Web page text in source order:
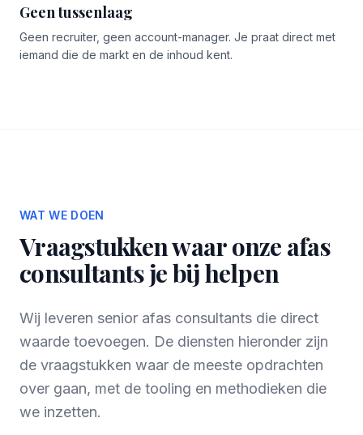
Geen tussenlaag
Geen recruiter, geen account-manager. Je praat direct met
iemand die de markt en de inhoud kent.
WAT WE DOEN
Vraagstukken waar onze afas
consultants je bij helpen
Wij leveren senior afas consultants die direct
waarde toevoegen. De diensten hieronder zijn
de vraagstukken waar de meeste opdrachten
over gaan, met de tooling en methodieken die
we inzetten.